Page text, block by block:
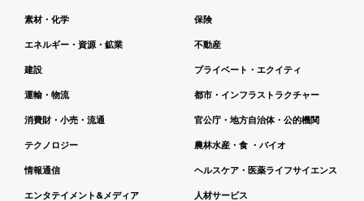
素材・化学
エネルギー・資源・鉱業
建設
運輸・物流
消費財・小売・流通
テクノロジー
情報通信
エンタテイメント&メディア
保険
不動産
プライベート・エクイティ
都市・インフラストラクチャー
官公庁・地方自治体・公的機関
農林水産・食 ・バイオ
ヘルスケア・医薬ライフサイエンス
人材サービス